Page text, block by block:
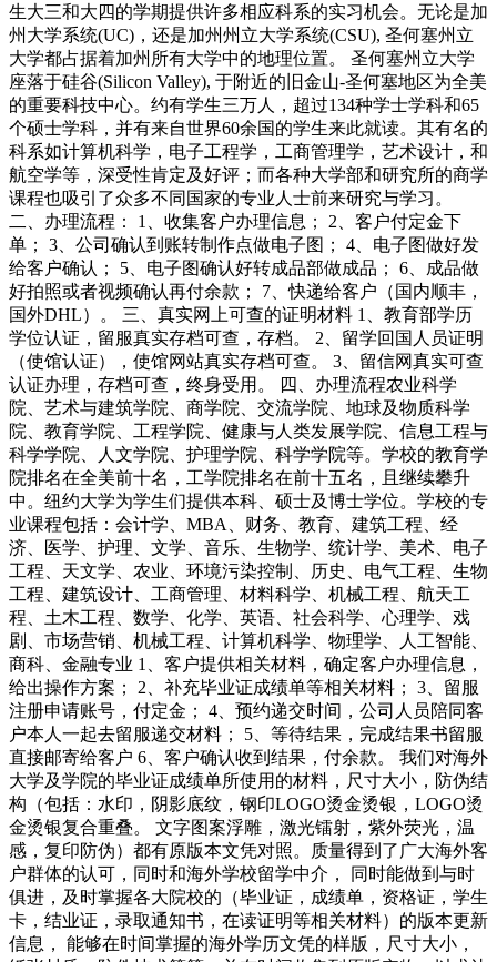
生大三和大四的学期提供许多相应科系的实习机会。无论是加
州大学系统(UC)，还是加州州立大学系统(CSU), 圣何塞州立
大学都占据着加州所有大学中的地理位置。 圣何塞州立大学
座落于硅谷(Silicon Valley), 于附近的旧金山-圣何塞地区为全美
的重要科技中心。约有学生三万人，超过134种学士学科和65
个硕士学科，并有来自世界60余国的学生来此就读。其有名的
科系如计算机科学，电子工程学，工商管理学，艺术设计，和
航空学等，深受性肯定及好评；而各种大学部和研究所的商学
课程也吸引了众多不同国家的专业人士前来研究与学习。
二、办理流程： 1、收集客户办理信息； 2、客户付定金下
单； 3、公司确认到账转制作点做电子图； 4、电子图做好发
给客户确认； 5、电子图确认好转成品部做成品； 6、成品做
好拍照或者视频确认再付余款； 7、快递给客户（国内顺丰，
国外DHL）。 三、真实网上可查的证明材料 1、教育部学历
学位认证，留服真实存档可查，存档。 2、留学回国人员证明
（使馆认证），使馆网站真实存档可查。 3、留信网真实可查
认证办理，存档可查，终身受用。 四、办理流程农业科学
院、艺术与建筑学院、商学院、交流学院、地球及物质科学
院、教育学院、工程学院、健康与人类发展学院、信息工程与
科学学院、人文学院、护理学院、科学学院等。学校的教育学
院排名在全美前十名，工学院排名在前十五名，且继续攀升
中。纽约大学为学生们提供本科、硕士及博士学位。学校的专
业课程包括：会计学、MBA、财务、教育、建筑工程、经
济、医学、护理、文学、音乐、生物学、统计学、美术、电子
工程、天文学、农业、环境污染控制、历史、电气工程、生物
工程、建筑设计、工商管理、材料科学、机械工程、航天工
程、土木工程、数学、化学、英语、社会科学、心理学、戏
剧、市场营销、机械工程、计算机科学、物理学、人工智能、
商科、金融专业 1、客户提供相关材料，确定客户办理信息，
给出操作方案； 2、补充毕业证成绩单等相关材料； 3、留服
注册申请账号，付定金； 4、预约递交时间，公司人员陪同客
户本人一起去留服递交材料； 5、等待结果，完成结果书留服
直接邮寄给客户 6、客户确认收到结果，付余款。 我们对海外
大学及学院的毕业证成绩单所使用的材料，尺寸大小，防伪结
构（包括：水印，阴影底纹，钢印LOGO烫金烫银，LOGO烫
金烫银复合重叠。 文字图案浮雕，激光镭射，紫外荧光，温
感，复印防伪）都有原版本文凭对照。质量得到了广大海外客
户群体的认可，同时和海外学校留学中介， 同时能做到与时
俱进，及时掌握各大院校的（毕业证，成绩单，资格证，学生
卡，结业证，录取通知书，在读证明等相关材料）的版本更新
信息， 能够在时间掌握的海外学历文凭的样版，尺寸大小，